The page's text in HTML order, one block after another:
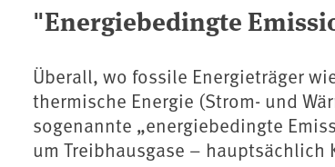
"Energiebedingte
Überall, wo fossile Energieträger
thermische Energie (Strom- und
sogenannte „energiebedingte
um Treibhausgase – hauptsächlich